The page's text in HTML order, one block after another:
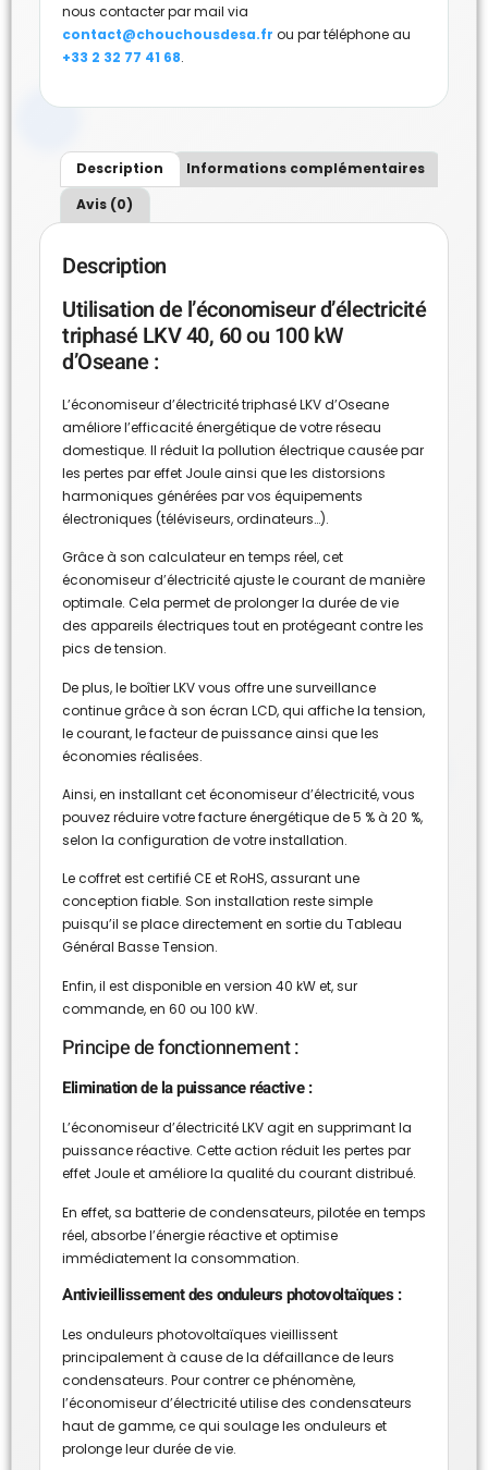
nous contacter par mail via
contact@chouchousdesa.fr ou par téléphone au
+33 2 32 77 41 68.
Description
Informations complémentaires
Avis (0)
Description
Utilisation de l’économiseur d’électricité
triphasé LKV 40, 60 ou 100 kW
d’Oseane :
L’économiseur d’électricité triphasé LKV d’Oseane
améliore l’efficacité énergétique de votre réseau
domestique. Il réduit la pollution électrique causée par
les pertes par effet Joule ainsi que les distorsions
harmoniques générées par vos équipements
électroniques (téléviseurs, ordinateurs…).
Grâce à son calculateur en temps réel, cet
économiseur d’électricité ajuste le courant de manière
optimale. Cela permet de prolonger la durée de vie
des appareils électriques tout en protégeant contre les
pics de tension.
De plus, le boîtier LKV vous offre une surveillance
continue grâce à son écran LCD, qui affiche la tension,
le courant, le facteur de puissance ainsi que les
économies réalisées.
Ainsi, en installant cet économiseur d’électricité, vous
pouvez réduire votre facture énergétique de 5 % à 20 %,
selon la configuration de votre installation.
Le coffret est certifié CE et RoHS, assurant une
conception fiable. Son installation reste simple
puisqu’il se place directement en sortie du Tableau
Général Basse Tension.
Enfin, il est disponible en version 40 kW et, sur
commande, en 60 ou 100 kW.
Principe de fonctionnement :
Elimination de la puissance réactive :
L’économiseur d’électricité LKV agit en supprimant la
puissance réactive. Cette action réduit les pertes par
effet Joule et améliore la qualité du courant distribué.
En effet, sa batterie de condensateurs, pilotée en temps
réel, absorbe l’énergie réactive et optimise
immédiatement la consommation.
Antivieillissement des onduleurs photovoltaïques :
Les onduleurs photovoltaïques vieillissent
principalement à cause de la défaillance de leurs
condensateurs. Pour contrer ce phénomène,
l’économiseur d’électricité utilise des condensateurs
haut de gamme, ce qui soulage les onduleurs et
prolonge leur durée de vie.